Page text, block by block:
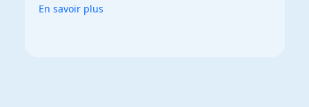
En savoir plus